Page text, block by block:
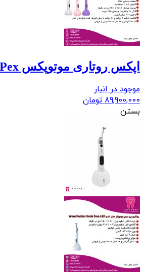
اپکس روتاری موتوپکس MotoPex
موجود در انبار
89,900,000 تومان
بستن